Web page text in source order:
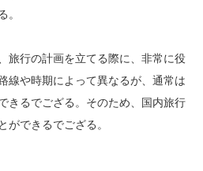
。
旅行の計画を立てる際に、非常に役
線や時期によって異なるが、通常は
きるでござる。そのため、国内旅行
ができるでござる。